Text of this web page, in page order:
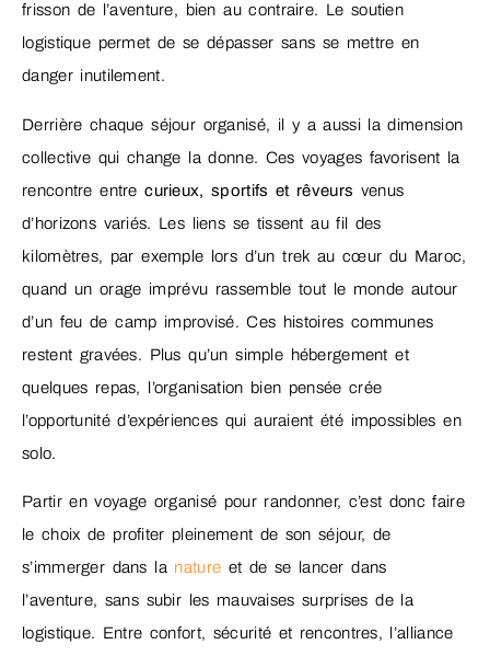
frisson de l’aventure, bien au contraire. Le soutien
logistique permet de se dépasser sans se mettre en
danger inutilement.
Derrière chaque séjour organisé, il y a aussi la dimension
collective qui change la donne. Ces voyages favorisent la
rencontre entrecurieux, sportifs et rêveurs venus
d’horizons variés. Les liens se tissent au fil des
kilomètres, par exemple lors d’un trek au cœur du Maroc,
quand un orage imprévu rassemble tout le monde autour
d’un feu de camp improvisé. Ces histoires communes
restent gravées. Plus qu’un simple hébergement et
quelques repas, l’organisation bien pensée crée
l’opportunité d’expériences qui auraient été impossibles en
solo.
Partir en voyage organisé pour randonner, c’est donc faire
le choix de profiter pleinement de son séjour, de
s’immerger dans la nature et de se lancer dans
l’aventure, sans subir les mauvaises surprises de la
logistique. Entre confort, sécurité et rencontres, l’alliance